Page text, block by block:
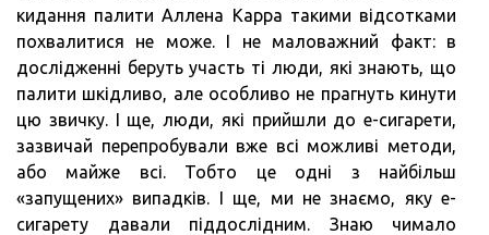
кидання палити Аллена Карра такими відсотками
похвалитися не може. І не маловажний факт: в
дослідженні беруть участь ті люди, які знають, що
палити шкідливо, але особливо не прагнуть кинути
цю звичку. І ще, люди, які прийшли до е-сигарети,
зазвичай перепробували вже всі можливі методи,
або майже всі. Тобто це одні з найбільш
«запущених» випадків. І ще, ми не знаємо, яку е-
сигарету давали піддослідним. Знаю чимало